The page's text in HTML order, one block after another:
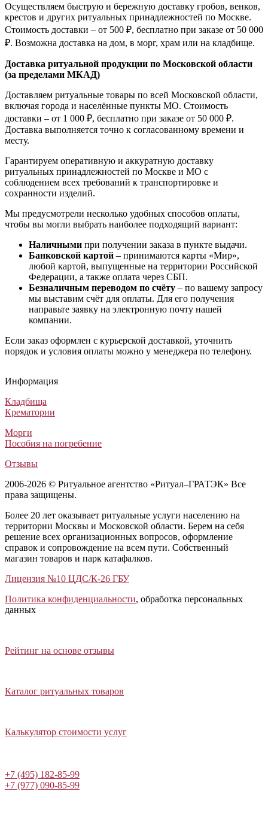
Осуществляем быструю и бережную доставку гробов, венков,
крестов и других ритуальных принадлежностей по Москве.
Стоимость доставки – от 500 ₽, бесплатно при заказе от 50 000
₽. Возможна доставка на дом, в морг, храм или на кладбище.
Доставка ритуальной продукции по Московской области
(за пределами МКАД)
Доставляем ритуальные товары по всей Московской области,
включая города и населённые пункты МО. Стоимость
доставки – от 1 000 ₽, бесплатно при заказе от 50 000 ₽.
Доставка выполняется точно к согласованному времени и
месту.
Гарантируем оперативную и аккуратную доставку
ритуальных принадлежностей по Москве и МО с
соблюдением всех требований к транспортировке и
сохранности изделий.
Мы предусмотрели несколько удобных способов оплаты,
чтобы вы могли выбрать наиболее подходящий вариант:
Наличными при получении заказа в пункте выдачи.
Банковской картой – принимаются карты «Мир»,
любой картой, выпущенные на территории Российской
Федерации, а также оплата через СБП.
Безналичным переводом по счёту – по вашему запросу
мы выставим счёт для оплаты. Для его получения
направьте заявку на электронную почту нашей
компании.
Если заказ оформлен с курьерской доставкой, уточнить
порядок и условия оплаты можно у менеджера по телефону.
Элитные гробы
Элитные гробы
Гробы обитые тканью
Элитные гробы
Информация
Кладбища
Крематории
Морги
Пособия на погребение
Отзывы
2006-2026 © Ритуальное агентство «Ритуал–ГРАТЭК» Все
права защищены.
Более 20 лет оказывает ритуальные услуги населению на
территории Москвы и Московской области. Берем на себя
решение всех организационных вопросов, оформление
справок и сопровождение на всем пути. Собственный
магазин товаров и парк катафалков.
Лицензия №10 ЦДС/К-26 ГБУ
Политика конфиденциальности, обработка персональных
данных
Рейтинг на основе отзывы
Каталог ритуальных товаров
Калькулятор стоимости услуг
+7 (495) 182-85-99
+7 (977) 090-85-99